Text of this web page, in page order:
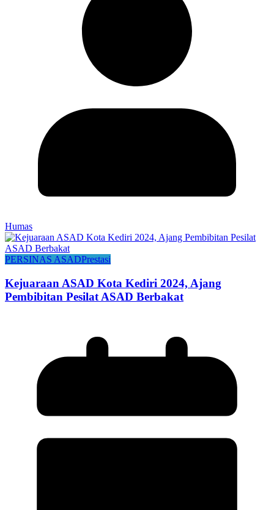
Humas
PERSINAS ASADPrestasi
Kejuaraan ASAD Kota Kediri 2024, Ajang
Pembibitan Pesilat ASAD Berbakat